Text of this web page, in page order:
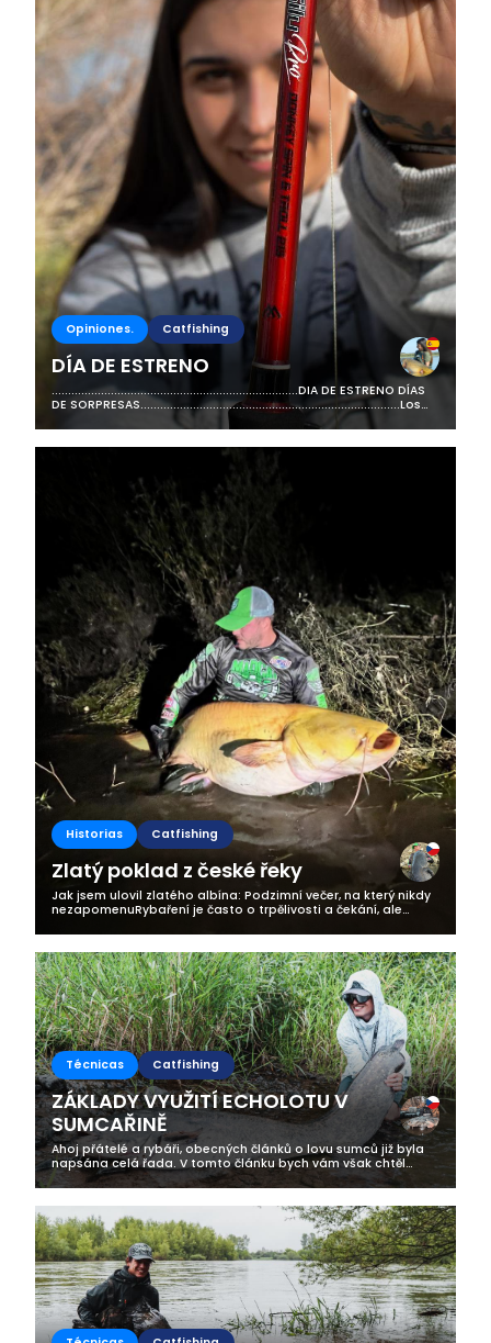
Opiniones. Catfishing
DÍA DE ESTRENO
...........................................................................DIA DE ESTRENO DÍAS
DE SORPRESAS...............................................................................Los
Historias Catfishing
Zlatý poklad z české řeky
Jak jsem ulovil zlatého albína: Podzimní večer, na který nikdy
nezapomenuRybaření je často o trpělivosti a čekání, ale
život. Přesně to...
Técnicas Catfishing
ZÁKLADY VYUŽITÍ ECHOLOTU V
SUMCAŘINĚ
Ahoj přátelé a rybáři, obecných článků o lovu sumců již byla
napsána celá řada. V tomto článku bych vám však chtěl
přiblížit téma sonarové techniky a její využití konkrétně ve
vztahu k sumcařině....